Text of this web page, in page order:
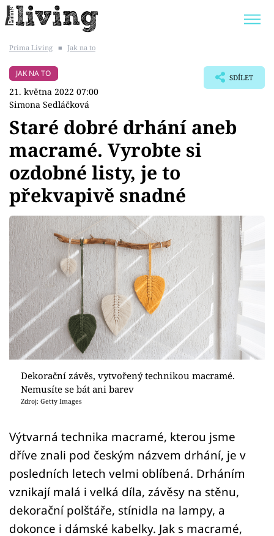
BYDLENÍ SLAVNÝCH
Témata
Bydlení
Zahrada
Design
Sledujte prima+
Přihlášení
Sledujte nás
Prima Living ■ Jak na to
JAK NA TO
21. května 2022 07:00
Simona Sedláčková
SDÍLET
Staré dobré drhání aneb
macramé. Vyrobte si
ozdobné listy, je to
překvapivě snadné
Dekorační závěs, vytvořený technikou macramé.
Nemusíte se bát ani barev
Zdroj: Getty Images
Výtvarná technika macramé, kterou jsme
dříve znali pod českým názvem drhání, je v
posledních letech velmi oblíbená. Drháním
vznikají malá i velká díla, závěsy na stěnu,
dekorační polštáře, stínidla na lampy, a
dokonce i dámské kabelky. Jak s macramé,